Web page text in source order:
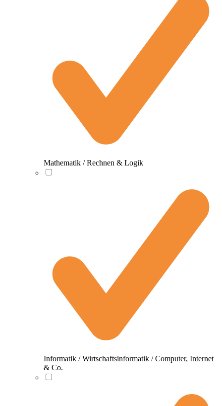
Mathematik / Rechnen & Logik
Informatik / Wirtschaftsinformatik / Computer, Internet
& Co.